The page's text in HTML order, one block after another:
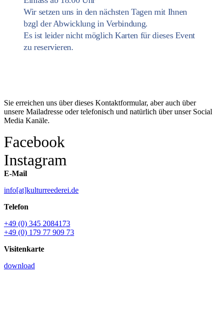
Wir setzen uns in den nächsten Tagen mit Ihnen
bzgl der Abwicklung in Verbindung.
Es ist leider nicht möglich Karten für dieses Event
zu reservieren.
Sie erreichen uns über dieses Kontaktformular, aber auch über
unsere Mailadresse oder telefonisch und natürlich über unser Social
Media Kanäle.
Facebook
Instagram
E-Mail
info[at]kulturreederei.de
Telefon
+49 (0) 345 2084173
+49 (0) 179 77 909 73
Visitenkarte
download